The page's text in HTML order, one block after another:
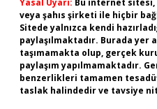
Yasal Uyarı: Bu internet
veya şahıs şirketi ile hiçbir
Sitede yalnızca kendi
paylaşılmaktadır. Burada
taşımamakta olup, gerçek
paylaşım yapılmamaktadır.
benzerlikleri tamamen
taslak halindedir ve tavsiye